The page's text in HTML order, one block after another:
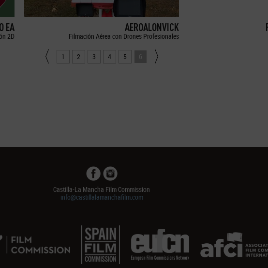
EA
2D
AEROALONVICK
Filmación Aérea con Drones Profesionales
1 2 3 4 5 6
Castilla-La Mancha Film Commission
info@castillalamanchafilm.com